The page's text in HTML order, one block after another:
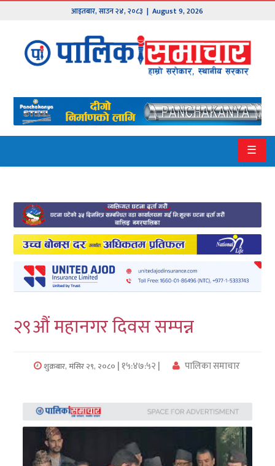
आइतबार,साउन२४,२०८३ | August 9, 2026
मुख्य
समाचार
हाम्रो
पालिका
१
२
बागमती
गण्डकी
कर्णाली
सुदुरपश्चिम
पालिका
समाचार
अन्तरवार्ता
☰
२९औं महानगर दिवस सम्पन्न
शुक्रबार, मंसिर २९, २०८० | १५:४७:५२ | पालिका समाचार